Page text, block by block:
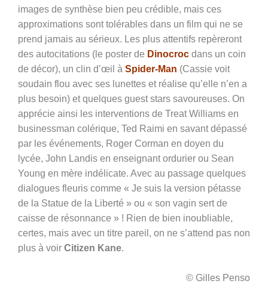
images de synthèse bien peu crédible, mais ces
approximations sont tolérables dans un film qui ne se
prend jamais au sérieux. Les plus attentifs repèreront
des autocitations (le poster de Dinocroc dans un coin
de décor), un clin d’œil à Spider-Man (Cassie voit
soudain flou avec ses lunettes et réalise qu’elle n’en a
plus besoin) et quelques guest stars savoureuses. On
apprécie ainsi les interventions de Treat Williams en
businessman colérique, Ted Raimi en savant dépassé
par les événements, Roger Corman en doyen du
lycée, John Landis en enseignant ordurier ou Sean
Young en mère indélicate. Avec au passage quelques
dialogues fleuris comme « Je suis la version pétasse
de la Statue de la Liberté » ou « son vagin sert de
caisse de résonnance » ! Rien de bien inoubliable,
certes, mais avec un titre pareil, on ne s’attend pas non
plus à voir Citizen Kane.
© Gilles Penso